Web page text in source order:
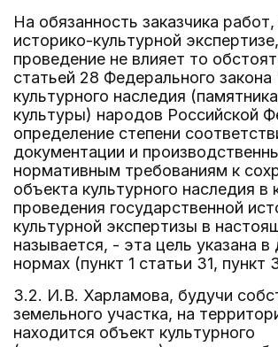
На обязанность заказчика
историко-культурной
проведение не влияет то
статьей 28 Федерального
культурного наследия
культуры) народов Российской
определение степени
документации и
нормативным требованиям к
объекта культурного наследия в
проведения государственной
культурной экспертизы в
называется, - эта цель указана в
нормах (пункт 1 статьи 31, пункт
3.2. И.В. Харламова, будучи
земельного участка, на
находится объект культурного